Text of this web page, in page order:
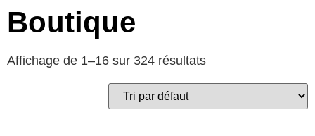
Boutique
Affichage de 1–16 sur 324 résultats